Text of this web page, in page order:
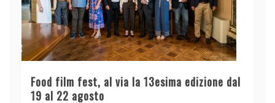
Food film fest, al via la 13esima edizione dal
19 al 22 agosto